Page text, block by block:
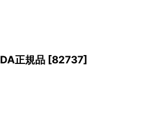
正規品 [82737]